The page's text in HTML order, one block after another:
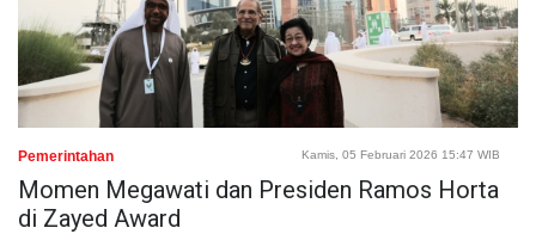
Pemerintahan Kamis, 05 Februari 2026 15:47 WIB
Momen Megawati dan Presiden Ramos Horta
di Zayed Award